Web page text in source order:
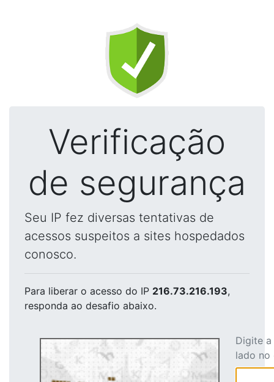
Verificação
de segurança
Seu IP fez diversas tentativas de
acessos suspeitos a sites hospedados
conosco.
Para liberar o acesso do IP 216.73.216.193,
responda ao desafio abaixo.
Digite
lado no